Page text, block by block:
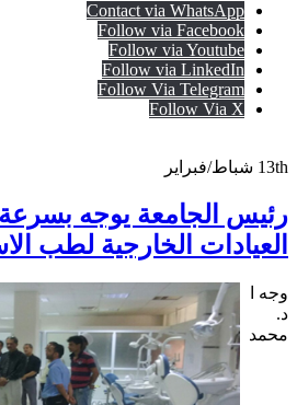
Contact via WhatsApp
Follow via Facebook
Follow via Youtube
Follow via LinkedIn
Follow Via Telegram
Follow Via X
13th شباط/فبراير
رئيس الجامعة يوجه بسرعة
العيادات الخارجية لطب
وجه ا
د.
محمد